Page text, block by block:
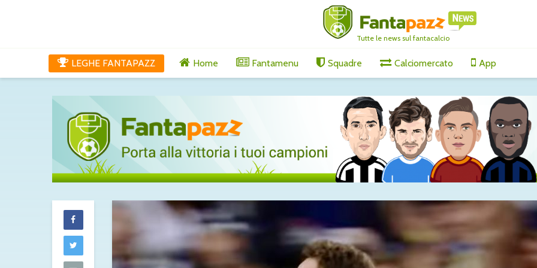
Tutte le news sul fantacalcio
LEGHE FANTAPAZZ Home Fantamenu Squadre Calciomercato App
Tutti gli aggiornamenti
di mercoledì 5 agosto
Molina alla Roma: è
fatta
Milan:
mirino